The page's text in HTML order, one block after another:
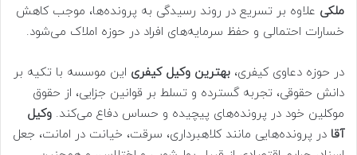
ملکی علاوه بر تسریع در روند رسیدگی به پرونده‌ها، موجب کاهش
خسارات احتمالی و حفظ سرمایه‌های افراد در حوزه املاک می‌شود.
در حوزه دعاوی کیفری، بهترین وکیل کیفری این موسسه با تکیه بر
دانش حقوقی، تجربه گسترده و تسلط بر قوانین جزایی، از حقوق
موکلین خود در پرونده‌های پیچیده و حساس دفاع می‌کند. وکیل
آقا در پرونده‌هایی مانند کلاهبرداری، سرقت، خیانت در امانت، جعل